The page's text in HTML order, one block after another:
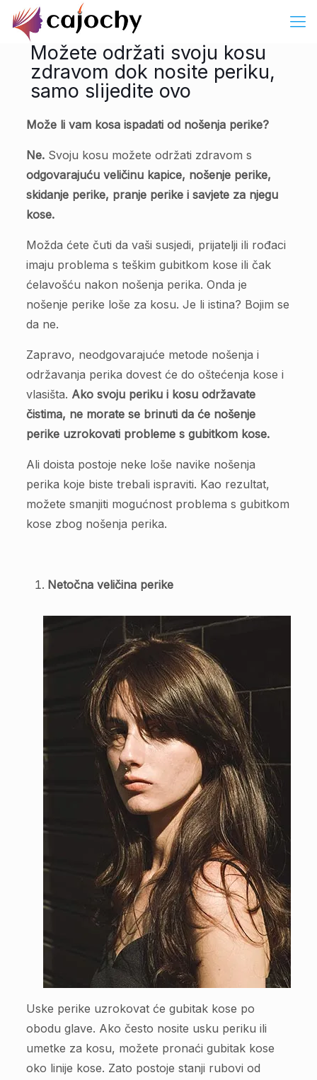
Možete održati svoju kosu
zdravom dok nosite periku,
samo slijedite ovo
Može li vam kosa ispadati od nošenja perike?
Ne.Svoju kosu možete održati zdravom s
odgovarajuću veličinu kapice, nošenje perike,
skidanje perike, pranje perike i savjete za njegu
kose.
Možda ćete čuti da vaši susjedi, prijatelji ili rođaci
imaju problema s teškim gubitkom kose ili čak
ćelavošću nakon nošenja perika. Onda je
nošenje perike loše za kosu. Je li istina? Bojim se
da ne.
Zapravo, neodgovarajuće metode nošenja i
održavanja perika dovest će do oštećenja kose i
vlasišta. Ako svoju periku i kosu održavate
čistima, ne morate se brinuti da će nošenje
perike uzrokovati probleme s gubitkom kose.
Ali doista postoje neke loše navike nošenja
perika koje biste trebali ispraviti. Kao rezultat,
možete smanjiti mogućnost problema s gubitkom
kose zbog nošenja perika.
Netočna veličina perike
Uske perike uzrokovat će gubitak kose po
obodu glave. Ako često nosite usku periku ili
umetke za kosu, možete pronaći gubitak kose
oko linije kose. Zato postoje stanji rubovi od